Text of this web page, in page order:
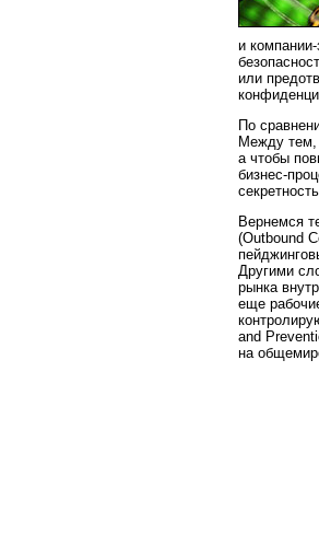
и компании-
или
По
Между тем,
а чтобы
бизнес-
Вернемся
(Outbound
Другими
рынка
еще
and
на